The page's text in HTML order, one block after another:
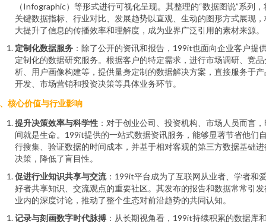
（Infographic）等形式进行可视化呈现。其整理的“数据图说”系列，
关键数据指标、行业对比、发展趋势以直观、生动的图形方式展现，
大提升了信息的传播效率和理解度，成为业界广泛引用的素材来源。
定制化数据服务 ：除了公开的资讯和报告，199it也面向企业客户提
定制化的数据研究服务。根据客户的特定需求，进行市场调研、竞品
析、用户画像构建等，提供量身定制的数据解决方案，直接服务于产
开发、市场营销和投资决策等具体业务环节。
核心价值与行业影响
提升决策效率与科学性 ：对于创业公司、投资机构、市场人员而言
间就是生命。199it提供的一站式数据资讯服务，能够显著节省他们
行搜集、验证数据的时间成本，并基于相对客观的第三方数据基础进
决策，降低了盲目性。
促进行业知识共享与交流：199it平台成为了互联网从业者、学者和
好者共享知识、交流观点的重要社区。其发布的报告和数据常常引发
业内的深度讨论，推动了整个生态对前沿趋势的共同认知。
记录与刻画数字时代脉搏 ：从长期视角看，199it持续积累的数据库